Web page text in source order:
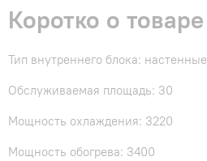
Коротко о товаре
Тип внутреннего блока: настенные
Обслуживаемая площадь: 30
Мощность охлаждения: 3220
Мощность обогрева: 3400